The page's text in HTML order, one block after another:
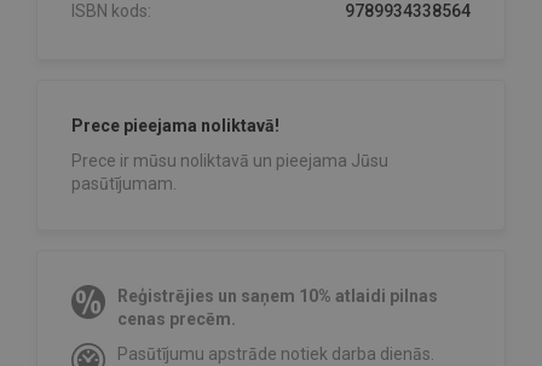
ISBN kods: 9789934338564
Prece pieejama noliktavā!
Prece ir mūsu noliktavā un pieejama Jūsu
pasūtījumam.
Reģistrējies un saņem 10% atlaidi pilnas
cenas precēm.
Pasūtījumu apstrāde notiek darba dienās.